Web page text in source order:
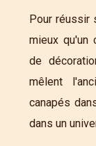
Pour réussir
mieux qu'un
de
mêlent
canapés
dans un